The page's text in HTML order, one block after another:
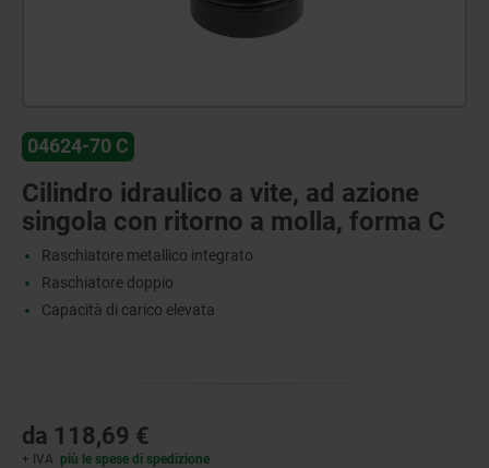
04624-70 C
Cilindro idraulico a vite, ad azione
singola con ritorno a molla, forma C
Raschiatore metallico integrato
Raschiatore doppio
Capacità di carico elevata
da 118,69 €
+ IVA più le spese di spedizione